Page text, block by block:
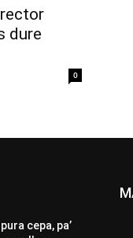
dure
0
cepa, pa’